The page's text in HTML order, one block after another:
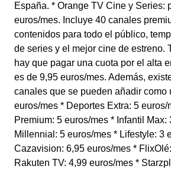
España. * Orange TV Cine y Series:
euros/mes. Incluye 40 canales
contenidos para todo el público,
de series y el mejor cine de estreno.
hay que pagar una cuota por el alta
es de 9,95 euros/mes. Además,
canales que se pueden añadir como
euros/mes * Deportes Extra: 5 euros/
Premium: 5 euros/mes * Infantil Max:
Millennial: 5 euros/mes * Lifestyle: 3
Cazavision: 6,95 euros/mes *
Rakuten TV: 4,99 euros/mes *